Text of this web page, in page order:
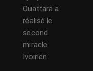
Ouattara a
réalisé le
second
miracle
Ivoirien